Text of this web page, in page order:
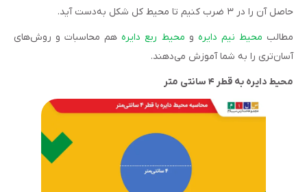
حاصل آن را در ۳ ضرب کنیم تا محیط کل شکل به‌دست آید.
مطالب محیط نیم دایره و محیط ربع دایرههم محاسبات و روش‌های
آسان‌تری را به شما آموزش می‌دهند.
محیط دایره به قطر ۴ سانتی متر